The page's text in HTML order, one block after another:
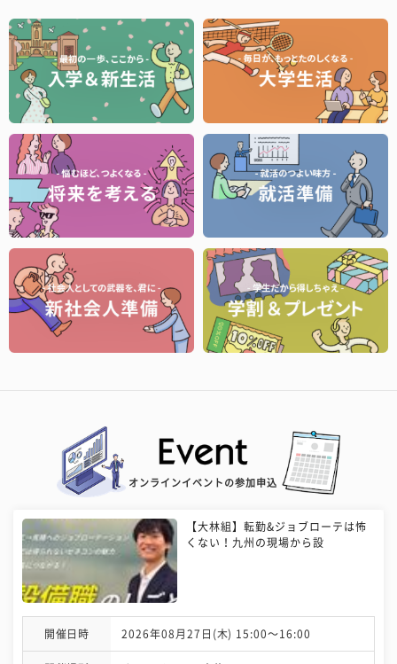
オンラインイベントの参加申込
【大林組】転勤&ジョブローテは怖
くない！九州の現場から設
開催日時 2026年08月27日(木) 15:00〜16:00